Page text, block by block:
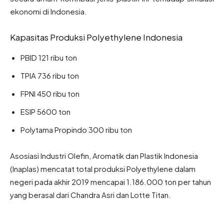
ekonomi di Indonesia.
Kapasitas Produksi Polyethylene Indonesia
PBID 121 ribu ton
TPIA 736 ribu ton
FPNI 450 ribu ton
ESIP 5600 ton
Polytama Propindo 300 ribu ton
Asosiasi Industri Olefin, Aromatik dan Plastik Indonesia
(Inaplas) mencatat total produksi Polyethylene dalam
negeri pada akhir 2019 mencapai 1.186.000 ton per tahun
yang berasal dari Chandra Asri dan Lotte Titan.